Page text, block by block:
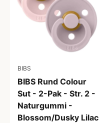
BIBS
BIBS Rund Colour
Sut - 2-Pak - Str. 2 -
Naturgummi -
Blossom/Dusky Lilac